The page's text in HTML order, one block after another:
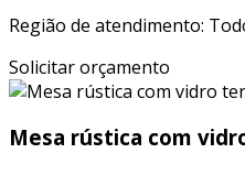
Região de atendimento:
Solicitar orçamento
Mesa rústica com